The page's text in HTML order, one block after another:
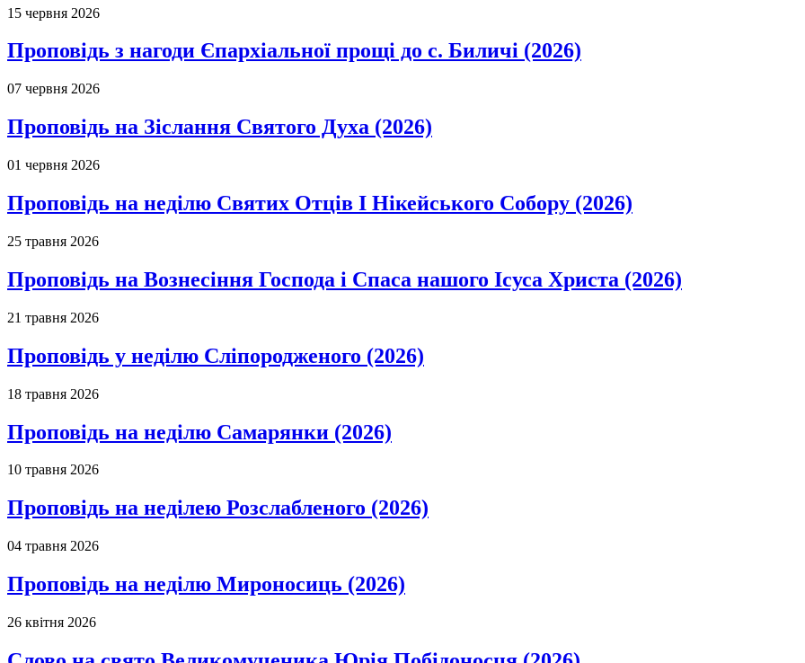
15 червня 2026
Проповідь з нагоди Єпархіальної прощі до с. Биличі (2026)
07 червня 2026
Проповідь на Зіслання Святого Духа (2026)
01 червня 2026
Проповідь на неділю Святих Отців І Нікейського Собору (2026)
25 травня 2026
Проповідь на Вознесіння Господа і Спаса нашого Ісуса Христа (2026)
21 травня 2026
Проповідь у неділю Сліпородженого (2026)
18 травня 2026
Проповідь на неділю Самарянки (2026)
10 травня 2026
Проповідь на неділею Розслабленого (2026)
04 травня 2026
Проповідь на неділю Мироносиць (2026)
26 квітня 2026